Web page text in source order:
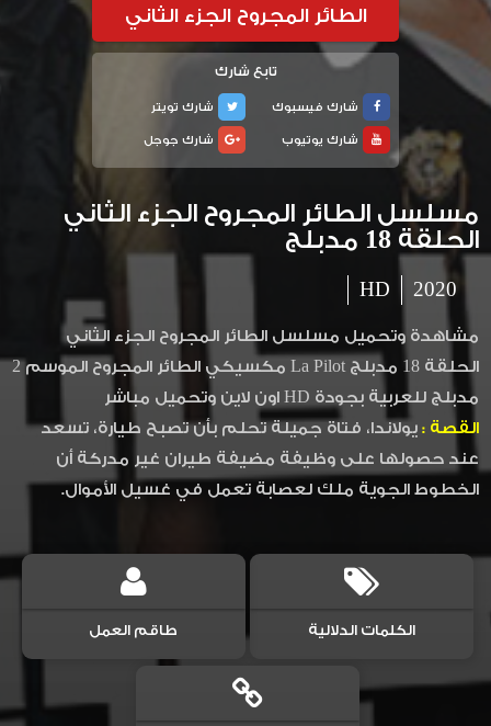
الطائر المجروح الجزء الثاني
تابع شارك
شارك فيسبوك
شارك تويتر
شارك يوتيوب
شارك جوجل
مسلسل الطائر المجروح الجزء الثاني
الحلقة 18 مدبلج
2020
HD
مشاهدة وتحميل مسلسل الطائر المجروح الجزء الثاني
الحلقة 18 مدبلج La Pilot مكسيكي الطائر المجروح الموسم 2
مدبلج للعربية بجودة HD اون لاين وتحميل مباشر
القصة :يولاندا، فتاة جميلة تحلم بأن تصبح طيارة، تسعد
عند حصولها على وظيفة مضيفة طيران غير مدركة أن
الخطوط الجوية ملك لعصابة تعمل في غسيل الأموال.
الكلمات الدلالية طاقم العمل